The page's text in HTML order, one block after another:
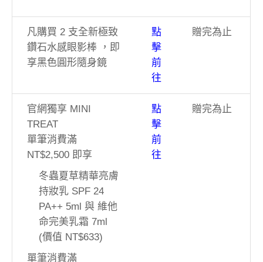
凡購買 2 支全新極致
鑽石水感眼影棒 ，即
享黑色圓形隨身鏡
點
擊
前
往
贈完為止
官網獨享 MINI
TREAT
單筆消費滿
NT$2,500 即享
冬蟲夏草精華亮膚
持妝乳 SPF 24
PA++ 5ml 與 維他
命完美乳霜 7ml
(價值 NT$633)
單筆消費滿
點
擊
前
往
贈完為止